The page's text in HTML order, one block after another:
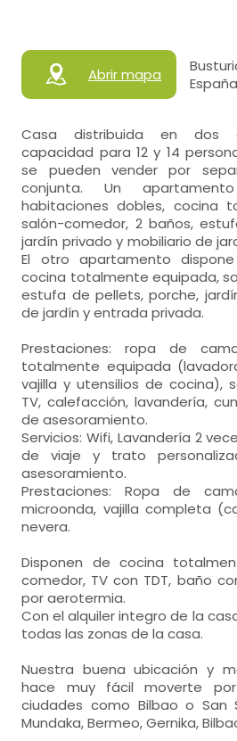
Abrir mapa
España
Casa distribuida en dos
capacidad para 12 y 14
se pueden vender por
conjunta. Un
habitaciones dobles, cocina
salón-comedor, 2 baños,
jardín privado y mobiliario de
El otro apartamento
cocina totalmente equipada,
estufa de pellets, porche,
de jardín y entrada privada.
Prestaciones: ropa de
totalmente equipada
vajilla y utensilios de cocina),
TV, calefacción, lavandería,
de asesoramiento.
Servicios: Wifi, Lavandería 2
de viaje y trato
asesoramiento.
Prestaciones: Ropa de
microonda, vajilla completa
nevera.
Disponen de cocina
comedor, TV con TDT, baño
por aerotermia.
Con el alquiler integro de la
todas las zonas de la casa.
Nuestra buena ubicación y
hace muy fácil moverte
ciudades como Bilbao o San
Mundaka, Bermeo, Gernika,